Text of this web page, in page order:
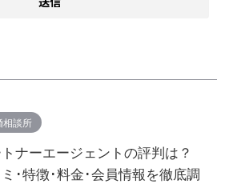
相談所
ナーエージェントの評判は？
･特徴･料金･会員情報を徹底調